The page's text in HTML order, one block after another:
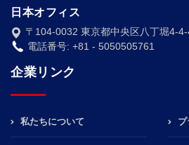
日本オフィス
〒104-0032 東京都中央区八丁堀4-
電話番号: +81 - 5050505761
企業リンク
私たちについて